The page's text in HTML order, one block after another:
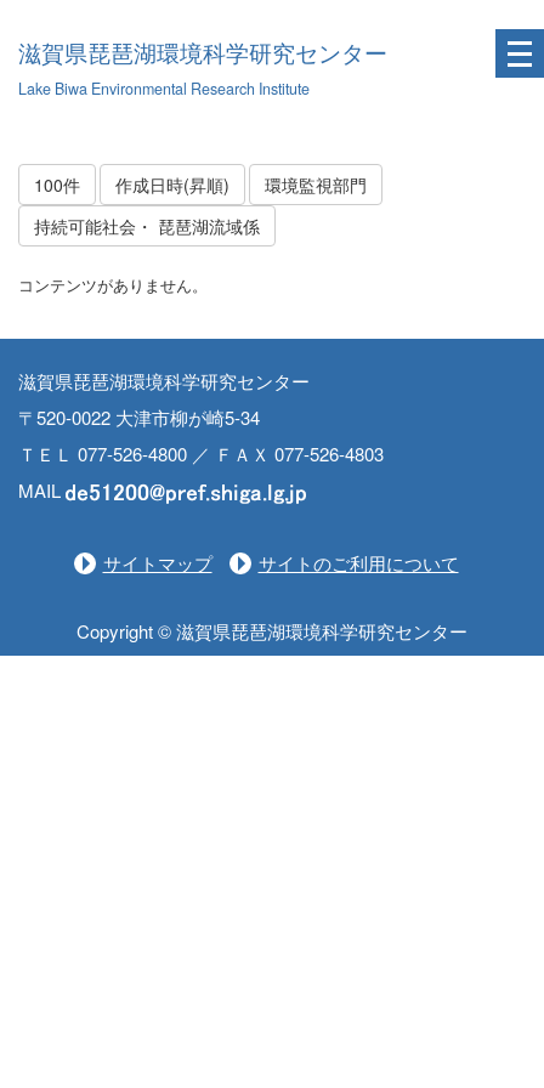
滋賀県琵琶湖環境科学研究センター
Lake Biwa Environmental Research Institute
100件 作成日時(昇順)
環境監視部門
持続可能社会・ 琵琶湖流域係
コンテンツがありません。
滋賀県琵琶湖環境科学研究センター
〒520-0022 大津市柳が崎5-34
ＴＥＬ 077-526-4800 ／ ＦＡＸ 077-526-4803
MAIL
サイトマップ サイトのご利用について
Copyright © 滋賀県琵琶湖環境科学研究センター